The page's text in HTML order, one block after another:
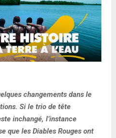
changements dans le
Si le trio de tête
inchangé, l’instance
que les Diables Rouges ont